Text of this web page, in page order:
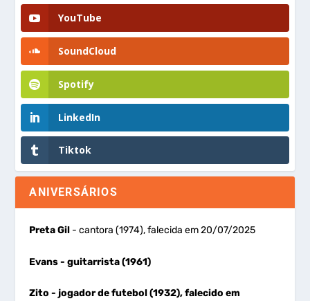
YouTube
SoundCloud
Spotify
LinkedIn
Tiktok
ANIVERSÁRIOS
Preta Gil - cantora (1974), falecida em 20/07/2025
Evans- guitarrista (1961)
Zito- jogador de futebol (1932), falecido em